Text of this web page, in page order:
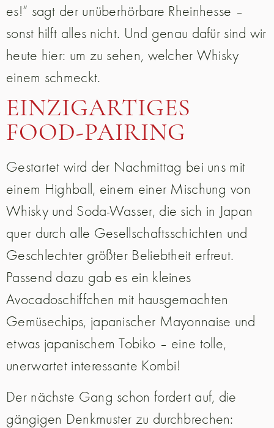
es!“ sagt der unüberhörbare Rheinhesse –
sonst hilft alles nicht. Und genau dafür sind wir
heute hier: um zu sehen, welcher Whisky
einem schmeckt.
EINZIGARTIGES
FOOD-PAIRING
Gestartet wird der Nachmittag bei uns mit
einem Highball, einem einer Mischung von
Whisky und Soda-Wasser, die sich in Japan
quer durch alle Gesellschaftsschichten und
Geschlechter größter Beliebtheit erfreut.
Passend dazu gab es ein kleines
Avocadoschiffchen mit hausgemachten
Gemüsechips, japanischer Mayonnaise und
etwas japanischem Tobiko – eine tolle,
unerwartet interessante Kombi!
Der nächste Gang schon fordert auf, die
gängigen Denkmuster zu durchbrechen: